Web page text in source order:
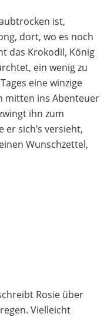
ist,
dort, wo es noch
das Krokodil, König
ein wenig zu
eine winzige
mitten ins Abenteuer
ihn zum
er sich’s versieht,
Wunschzettel,
Rosie über
Vielleicht